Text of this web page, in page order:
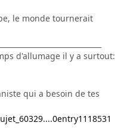
le monde tournerait
d'allumage il y a surtout:
qui a besoin de tes